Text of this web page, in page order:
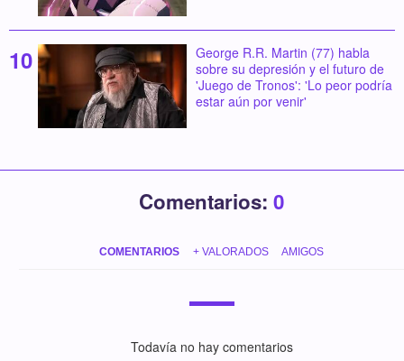
George R.R. Martin (77) habla
sobre su depresión y el futuro de
'Juego de Tronos': 'Lo peor podría
estar aún por venir'
Comentarios: 0
COMENTARIOS + VALORADOS AMIGOS
Todavía no hay comentarios